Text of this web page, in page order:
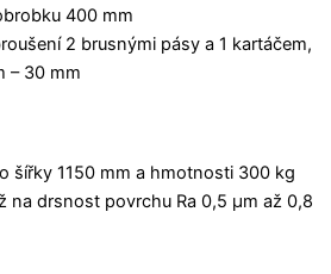
400 mm
2 brusnými pásy a 1 kartáčem,
– 30 mm
šířky 1150 mm a hmotnosti 300 kg
na drsnost povrchu Ra 0,5 µm až 0,8